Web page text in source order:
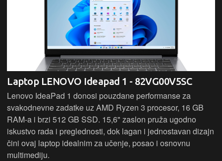
Laptop LENOVO Ideapad 1 - 82VG00V5SC
Lenovo IdeaPad 1 donosi pouzdane performanse za
svakodnevne zadatke uz AMD Ryzen 3 procesor, 16 GB
RAM-a i brzi 512 GB SSD. 15,6" zaslon pruža ugodno
iskustvo rada i preglednosti, dok lagan i jednostavan dizajn
čini ovaj laptop idealnim za učenje, posao i osnovnu
multimediju.